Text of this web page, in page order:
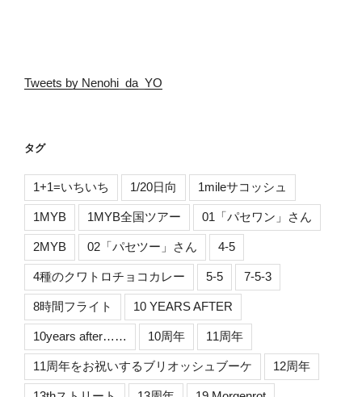
Tweets by Nenohi_da_YO
タグ
1+1=いちいち 1/20日向 1mileサコッシュ
1MYB 1MYB全国ツアー 01「パセワン」さん
2MYB 02「パセツー」さん 4-5
4種のクワトロチョコカレー 5-5 7-5-3
8時間フライト 10 YEARS AFTER
10years after…… 10周年 11周年
11周年をお祝いするブリオッシュブーケ 12周年